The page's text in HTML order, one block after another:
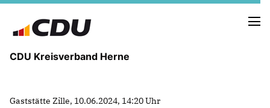
CDU Kreisverband Herne
KREISVORSTAND
Gaststätte Zille, 10.06.2024, 14:20 Uhr